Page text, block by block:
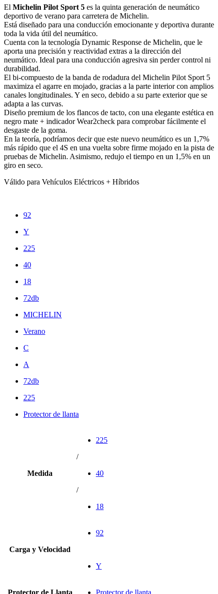
El Michelin Pilot Sport 5 es la quinta generación de neumático
deportivo de verano para carretera de Michelin.
Está diseñado para una conducción emocionante y deportiva durante
toda la vida útil del neumático.
Cuenta con la tecnología Dynamic Response de Michelin, que le
aporta una precisión y reactividad extras a la dirección del
neumático. Ideal para una conducción agresiva sin perder control ni
durabilidad.
El bi-compuesto de la banda de rodadura del Michelin Pilot Sport 5
maximiza el agarre en mojado, gracias a la parte interior con amplios
canales longitudinales. Y en seco, debido a su parte exterior que se
adapta a las curvas.
Diseño premium de los flancos de tacto, con una elegante estética en
negro mate + indicador Wear2check para comprobar fácilmente el
desgaste de la goma.
En la teoría, podríamos decir que este nuevo neumático es un 1,7%
más rápido que el 4S en una vuelta sobre firme mojado en la pista de
pruebas de Michelin. Asimismo, redujo el tiempo en un 1,5% en un
giro en seco.
Válido para Vehículos Eléctricos + Híbridos
92
Y
225
40
18
72db
MICHELIN
Verano
C
A
72db
225
Protector de llanta
Medida
225
/
40
/
18
Carga y Velocidad
92
Y
Protector de Llanta Protector de llanta